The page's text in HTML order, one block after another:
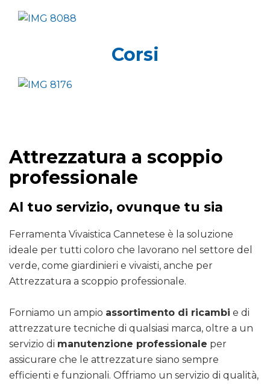
Corsi
Attrezzatura a scoppio
professionale
Al tuo servizio, ovunque tu sia
Ferramenta Vivaistica Cannetese è la soluzione
ideale per tutti coloro che lavorano nel settore del
verde, come giardinieri e vivaisti, anche per
Attrezzatura a scoppio professionale.
Forniamo un ampio assortimento di ricambi e di
attrezzature tecniche di qualsiasi marca, oltre a un
servizio di manutenzione professionale per
assicurare che le attrezzature siano sempre
efficienti e funzionali. Offriamo un servizio di qualità,